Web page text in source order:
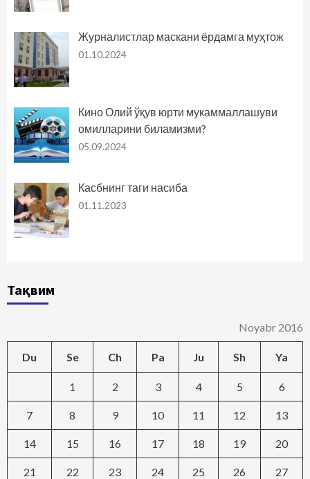
Журналистлар маскани ёрдамга муҳтож
01.10.2024
Кино Олий ўқув юрти мукаммаллашуви
омилларини биламизми?
05.09.2024
Касбнинг таги насиба
01.11.2023
Тақвим
Noyabr 2016
Du Se Ch Pa Ju Sh Ya
1 2 3 4 5 6
7 8 9 10 11 12 13
14 15 16 17 18 19 20
21 22 23 24 25 26 27